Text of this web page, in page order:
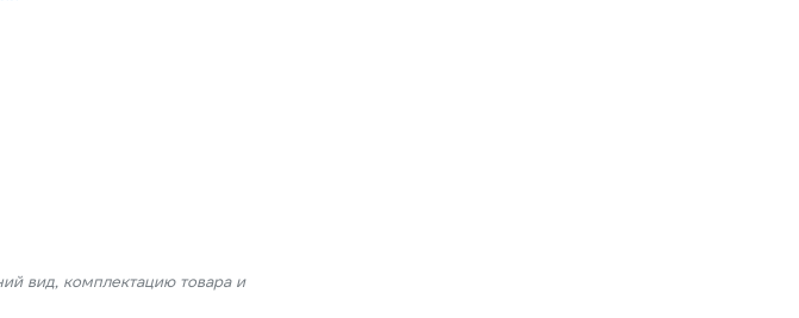
вид, комплектацию товара и